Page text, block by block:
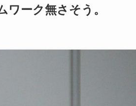
ーク無さそう。